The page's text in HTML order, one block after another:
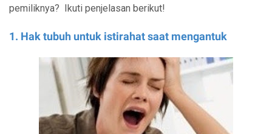
pemiliknya? Ikuti penjelasan berikut!
1. Hak tubuh untuk istirahat saat mengantuk